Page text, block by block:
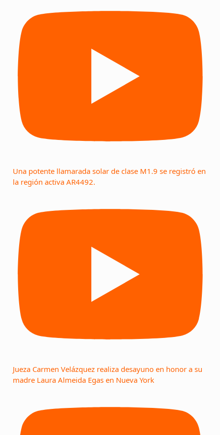
Una potente llamarada solar de clase M1.9 se registró en
la región activa AR4492.
Jueza Carmen Velázquez realiza desayuno en honor a su
madre Laura Almeida Egas en Nueva York